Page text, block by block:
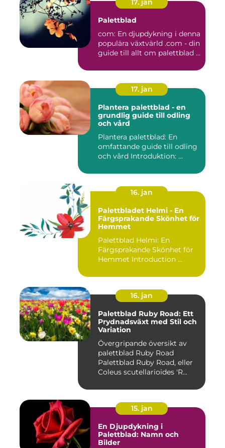
17. jan
Palettblad
com: En djupdykning i denna
populära växtvärld .com - din
guide till allt om palettblad ...
17. jan
Plantera palettblad - en
grundlig guide till odling
och vård
Plantera palettblad: En
omfattande guide till odling
och vård Introduktion: ...
16. jan
Palettbladet Helmi - En
Färgsprakande Skönhet för
Hemmet
Palettblad Helmi: En
Färgsprakande Skönhet för
Hemmet Introduction ...
16. jan
Palettblad Ruby Road: Ett
Prydnadsväxt med Stil och
Variation
Övergripande översikt av
palettblad Ruby Road
Palettblad Ruby Road, eller
Coleus scutellarioides 'R...
15. jan
En Djupdykning i
Palettblad: Namn och
Bilder